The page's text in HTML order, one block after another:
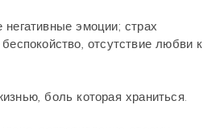
эмоции; страх
отсутствие любви к
боль которая храниться.